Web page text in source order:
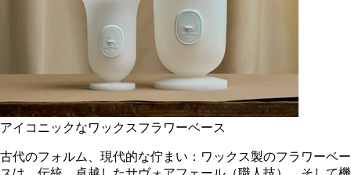
アイコニックなワックスフラワーベース
古代のフォルム、現代的な佇まい：ワックス製のフラワーベー